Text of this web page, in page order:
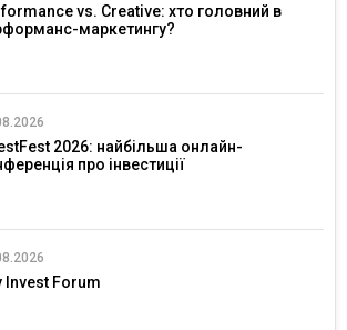
vs. Creative: хто головний в
маркетингу?
2026: найбільша онлайн-
про інвестиції
Invest Forum